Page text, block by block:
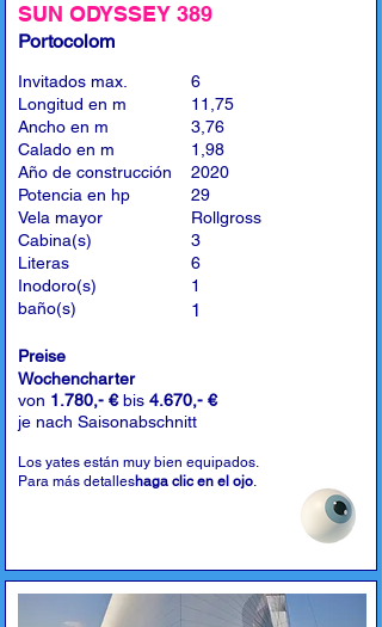
SUN ODYSSEY 389
Portocolom
Invitados max.
Longitud en m
Ancho en m
Calado en m
Año de construcción
Potencia en hp
Vela mayor
Cabina(s)
Literas
Inodoro(s)
baño(s)
6
11,75
3,76
1,98
2020
29
Rollgross
3
6
1
1
Preise
Wochencharter
von 1.780,- €bis 4.670,- €
je nach Saisonabschnitt
Los yates están muy bien equipados.
Para más detalleshaga clic en el ojo.